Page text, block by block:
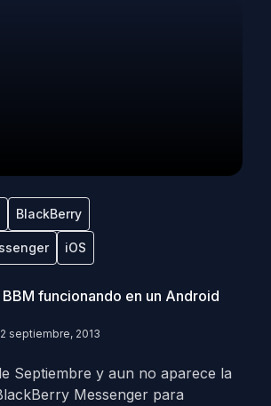
BlackBerry
iOS
funcionando en un Android
septiembre, 2013
Septiembre y aun no aparece la
Messenger para